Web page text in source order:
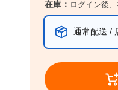
在庫： ログイン後
通常配送 /